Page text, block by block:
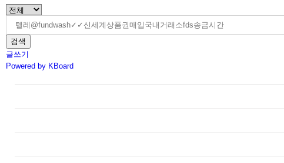
검색
글쓰기
Powered by KBoard